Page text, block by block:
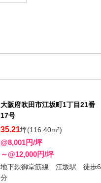
大阪府吹田市江坂町1丁目21番
17号
35.21坪(116.40m²)
@8,001円/坪
～@12,000円/坪
地下鉄御堂筋線 江坂駅 徒歩6
分